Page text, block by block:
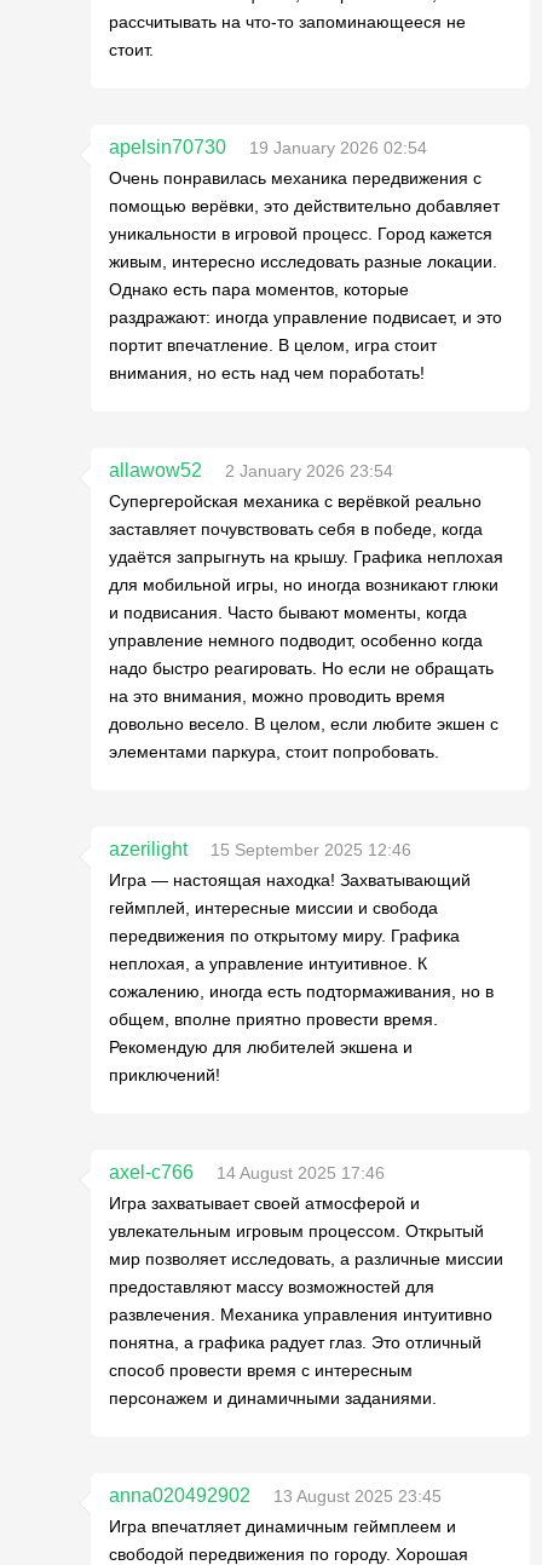
рассчитывать на что-то запоминающееся не
стоит.
apelsin70730
19 January 2026 02:54
Очень понравилась механика передвижения с
помощью верёвки, это действительно добавляет
уникальности в игровой процесс. Город кажется
живым, интересно исследовать разные локации.
Однако есть пара моментов, которые
раздражают: иногда управление подвисает, и это
портит впечатление. В целом, игра стоит
внимания, но есть над чем поработать!
allawow52
2 January 2026 23:54
Супергеройская механика с верёвкой реально
заставляет почувствовать себя в победе, когда
удаётся запрыгнуть на крышу. Графика неплохая
для мобильной игры, но иногда возникают глюки
и подвисания. Часто бывают моменты, когда
управление немного подводит, особенно когда
надо быстро реагировать. Но если не обращать
на это внимания, можно проводить время
довольно весело. В целом, если любите экшен с
элементами паркура, стоит попробовать.
azerilight
15 September 2025 12:46
Игра — настоящая находка! Захватывающий
геймплей, интересные миссии и свобода
передвижения по открытому миру. Графика
неплохая, а управление интуитивное. К
сожалению, иногда есть подтормаживания, но в
общем, вполне приятно провести время.
Рекомендую для любителей экшена и
приключений!
axel-c766
14 August 2025 17:46
Игра захватывает своей атмосферой и
увлекательным игровым процессом. Открытый
мир позволяет исследовать, а различные миссии
предоставляют массу возможностей для
развлечения. Механика управления интуитивно
понятна, а графика радует глаз. Это отличный
способ провести время с интересным
персонажем и динамичными заданиями.
anna020492902
13 August 2025 23:45
Игра впечатляет динамичным геймплеем и
свободой передвижения по городу. Хорошая